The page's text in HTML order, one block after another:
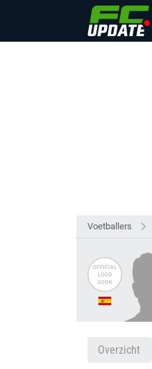
Voetballers
Overzicht